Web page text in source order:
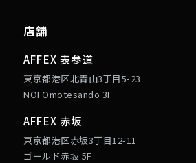
店舗
AFFEX 表参道
東京都港区北青山3丁目5-23
NOI Omotesando 3F
AFFEX 赤坂
東京都港区赤坂3丁目12-11
ゴールド赤坂 5F